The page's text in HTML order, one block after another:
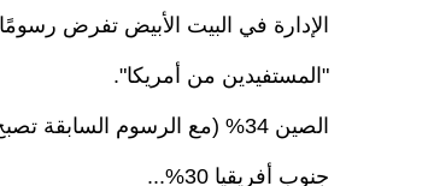
"المستفيدين من أمريكا".
جنوب أفريقيا 30%...